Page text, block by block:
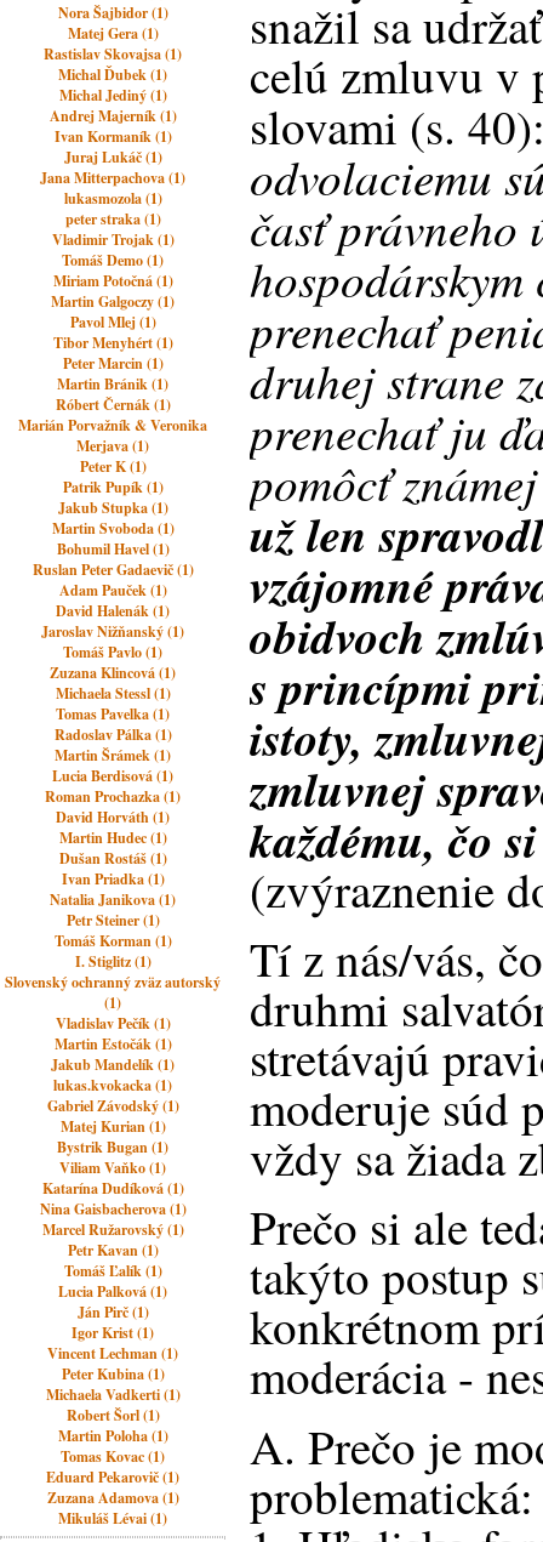
Nora Šajbidor (1)
Matej Gera (1)
Rastislav Skovajsa (1)
Michal Ďubek (1)
Michal Jediný (1)
Andrej Majerník (1)
Ivan Kormaník (1)
Juraj Lukáč (1)
Jana Mitterpachova (1)
lukasmozola (1)
peter straka (1)
Vladimir Trojak (1)
Tomáš Demo (1)
Miriam Potočná (1)
Martin Galgoczy (1)
Pavol Mlej (1)
Tibor Menyhért (1)
Peter Marcin (1)
Martin Bránik (1)
Róbert Černák (1)
Marián Porvažník & Veronika
Merjava (1)
Peter K (1)
Patrik Pupík (1)
Jakub Stupka (1)
Martin Svoboda (1)
Bohumil Havel (1)
Ruslan Peter Gadaevič (1)
Adam Pauček (1)
David Halenák (1)
Jaroslav Nižňanský (1)
Tomáš Pavlo (1)
Zuzana Klincová (1)
Michaela Stessl (1)
Tomas Pavelka (1)
Radoslav Pálka (1)
Martin Šrámek (1)
Lucia Berdisová (1)
Roman Prochazka (1)
David Horváth (1)
Martin Hudec (1)
Dušan Rostáš (1)
Ivan Priadka (1)
Natalia Janikova (1)
Petr Steiner (1)
Tomáš Korman (1)
I. Stiglitz (1)
Slovenský ochranný zväz autorský
(1)
Vladislav Pečík (1)
Martin Estočák (1)
Jakub Mandelík (1)
lukas.kvokacka (1)
Gabriel Závodský (1)
Matej Kurian (1)
Bystrik Bugan (1)
Viliam Vaňko (1)
Katarína Dudíková (1)
Nina Gaisbacherova (1)
Marcel Ružarovský (1)
Petr Kavan (1)
Tomáš Ľalík (1)
Lucia Palková (1)
Ján Pirč (1)
Igor Krist (1)
Vincent Lechman (1)
Peter Kubina (1)
Michaela Vadkerti (1)
Robert Šorl (1)
Martin Poloha (1)
Tomas Kovac (1)
Eduard Pekarovič (1)
Zuzana Adamova (1)
Mikuláš Lévai (1)
snažil sa
celú zmluvu v
slovami (s.
odvolaciemu
časť právneho
prenechať
druhej strane
prenechať ju
pomôcť
už len
vzájomné
obidvoch
s princípmi
istoty,
zmluvnej
každému, čo
(zvýraznenie
Tí z nás/vás,
druhmi
stretávajú
moderuje súd
vždy sa žiada
Prečo si ale
takýto postup
konkrétnom
moderácia -
A. Prečo je
problematická: